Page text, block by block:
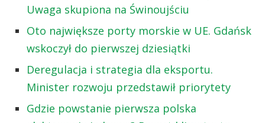
Uwaga skupiona na Świnoujściu
Oto największe porty morskie w UE. Gdańsk
wskoczył do pierwszej dziesiątki
Deregulacja i strategia dla eksportu.
Minister rozwoju przedstawił priorytety
Gdzie powstanie pierwsza polska